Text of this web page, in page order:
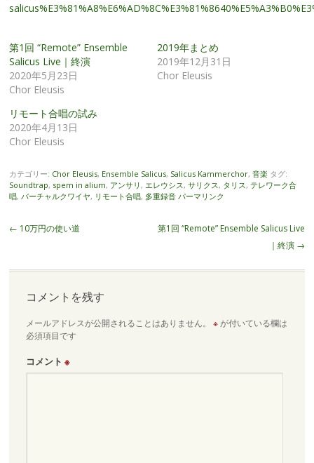
第1回 “Remote” Ensemble
Salicus Live｜終演
2020年5月23日
Chor Eleusis
2019年まとめ
2019年12月31日
Chor Eleusis
リモート合唱の試み
2020年4月13日
Chor Eleusis
カテゴリー: Chor Eleusis, Ensemble Salicus, Salicus Kammerchor, 音楽 タグ:
Soundtrap, spem in alium, アンサリ , エレウシス, サリクス, タリス, テレワーク合
唱, バーチャルクワイヤ, リモート合唱, 多重録音 パーマリンク
投
ビ
← 10万円の使い道
第1回 “Remote” Ensemble Salicus Live
｜終演 →
コメントを残す
メールアドレスが公開されることはありません。 ※が付いている欄は
必須項目です
コメント ※